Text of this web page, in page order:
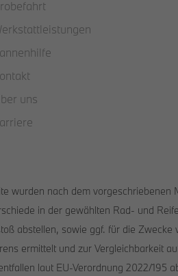
uns
wurden nach dem
in der gewählten Rad- und
abstellen, sowie ggf. für die
ermittelt und zur Vergleichbarkeit
laut EU-Verordnung 2022/195